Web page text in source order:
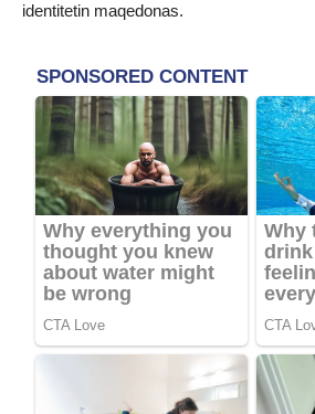
identitetin maqedonas.